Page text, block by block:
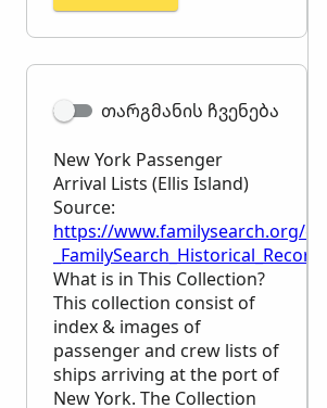
თარგმანის ჩვენება
New York Passenger
Arrival Lists (Ellis Island)
Source:
https://www.familysearch.org/
_FamilySearch_Historical_Records
What is in This Collection?
This collection consist of
index & images of
passenger and crew lists of
ships arriving at the port of
New York. The Collection